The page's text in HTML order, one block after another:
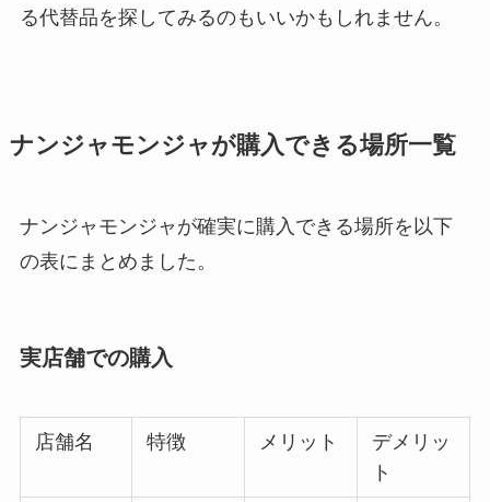
る代替品を探してみるのもいいかもしれません。
ナンジャモンジャが購入できる場所一覧
ナンジャモンジャが確実に購入できる場所を以下
の表にまとめました。
実店舗での購入
店舗名 特徴 メリット
デメリッ
ト